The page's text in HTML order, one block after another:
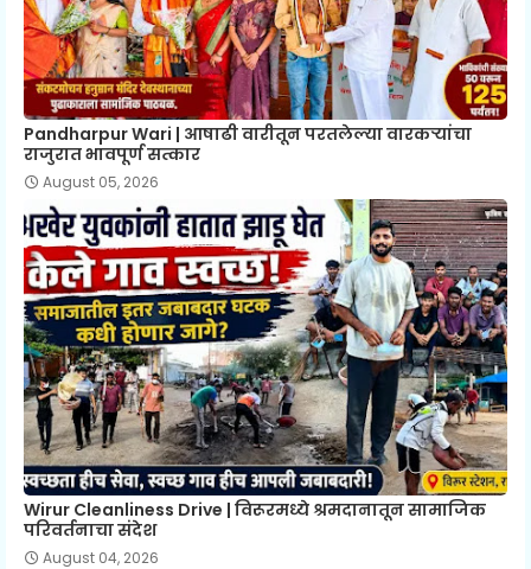
Pandharpur Wari | आषाढी वारीतून परतलेल्या वारकऱ्यांचा
राजुरात भावपूर्ण सत्कार
August 05, 2026
Wirur Cleanliness Drive | विरूरमध्ये श्रमदानातून सामाजिक
परिवर्तनाचा संदेश
August 04, 2026